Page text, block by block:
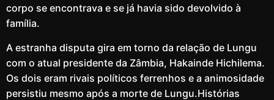
corpo se encontrava e se já havia sido devolvido à
família.
A estranha disputa gira em torno da relação de Lungu
com o atual presidente da Zâmbia, Hakainde Hichilema.
Os dois eram rivais políticos ferrenhos e a animosidade
persistiu mesmo após a morte de Lungu.Histórias